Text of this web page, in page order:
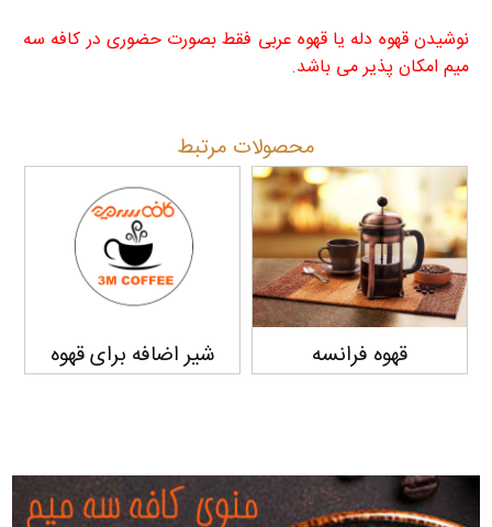
نوشیدن قهوه دله یا قهوه عربی فقط بصورت حضوری در کافه سه
میم امکان پذیر می باشد.
محصولات مرتبط
قهوه فرانسه شیر اضافه برای قهوه